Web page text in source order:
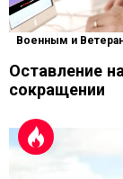
Военным и
Оставление
сокращении